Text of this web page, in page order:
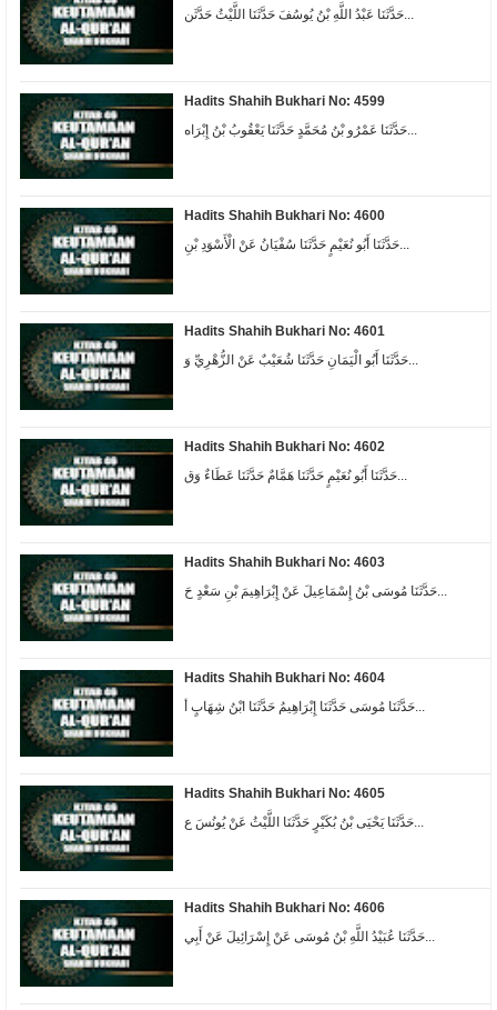
Hadits Shahih Bukhari No: 4599
Hadits Shahih Bukhari No: 4600
حَدَّثَنَا أَبُو نُعَيْمٍ حَدَّثَنَا سُفْيَانُ عَنْ الْأَسْوَدِ بْنِ...
Hadits Shahih Bukhari No: 4601
حَدَّثَنَا أَبُو الْيَمَانِ حَدَّثَنَا شُعَيْبٌ عَنْ الزُّهْرِيِّ وَ...
Hadits Shahih Bukhari No: 4602
حَدَّثَنَا أَبُو نُعَيْمٍ حَدَّثَنَا هَمَّامٌ حَدَّثَنَا عَطَاءٌ وَق...
Hadits Shahih Bukhari No: 4603
حَدَّثَنَا مُوسَى بْنُ إِسْمَاعِيلَ عَنْ إِبْرَاهِيمَ بْنِ سَعْدٍ حَ...
Hadits Shahih Bukhari No: 4604
Hadits Shahih Bukhari No: 4605
Hadits Shahih Bukhari No: 4606
حَدَّثَنَا عُبَيْدُ اللَّهِ بْنُ مُوسَى عَنْ إِسْرَائِيلَ عَنْ أَبِي...